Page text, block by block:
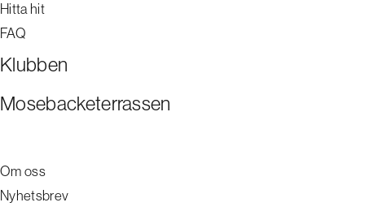
Hitta hit
FAQ
Klubben
Mosebacketerrassen
Om oss
Nyhetsbrev